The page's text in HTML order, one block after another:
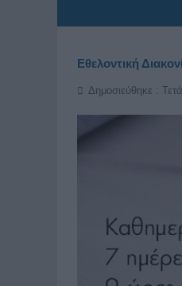
Εθελοντική
Δημοσιεύθηκε :